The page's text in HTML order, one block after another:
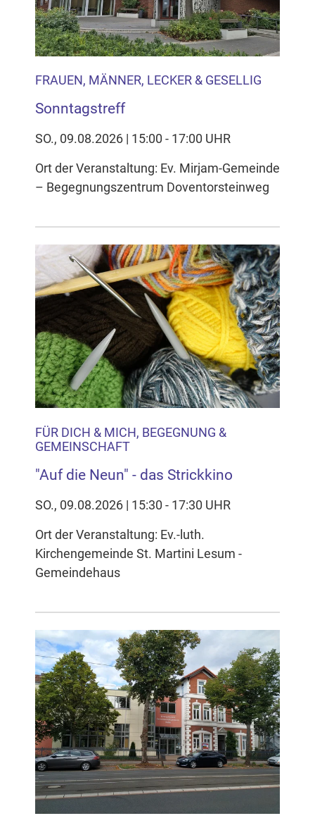
FRAUEN, MÄNNER, LECKER & GESELLIG
Sonntagstreff
SO., 09.08.2026 | 15:00 - 17:00 UHR
Ort der Veranstaltung: Ev. Mirjam-Gemeinde
– Begegnungszentrum Doventorsteinweg
FÜR DICH & MICH, BEGEGNUNG &
GEMEINSCHAFT
"Auf die Neun" - das Strickkino
SO., 09.08.2026 | 15:30 - 17:30 UHR
Ort der Veranstaltung: Ev.-luth.
Kirchengemeinde St. Martini Lesum -
Gemeindehaus